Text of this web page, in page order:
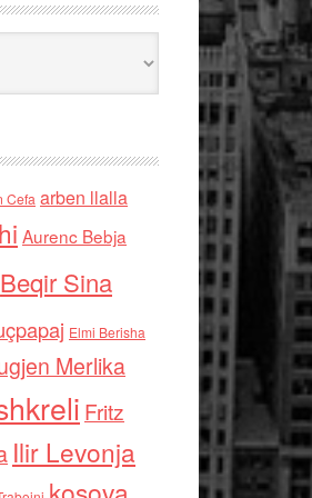
Cefa arben llalla
Aurenc Bebja
Beqir Sina
Elmi Berisha
Merlika
Fritz
Ilir Levonja